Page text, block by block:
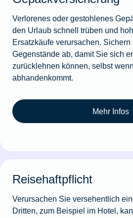
Verlorenes oder gestohlenes
den Urlaub schnell trüben und
Ersatzkäufe verursachen.
Gegenstände ab, damit Sie sich
zurücklehnen können, selbst
abhandenkommt.
Mehr Infos
Reisehaftpflicht
Verursachen Sie versehentlich
Dritten, zum Beispiel im Hotel,